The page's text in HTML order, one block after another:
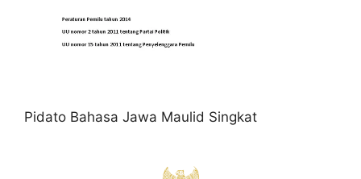
Pidato Bahasa Jawa Maulid Singkat